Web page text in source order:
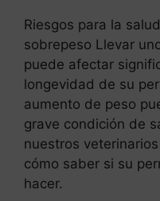
Riesgos para la
sobrepeso Llevar
puede afectar
longevidad de su
aumento de peso
grave condición de
nuestros
cómo saber si su
hacer.